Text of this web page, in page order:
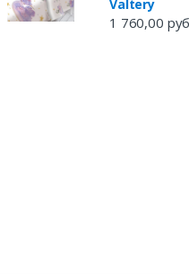
Valtery
1 760,00